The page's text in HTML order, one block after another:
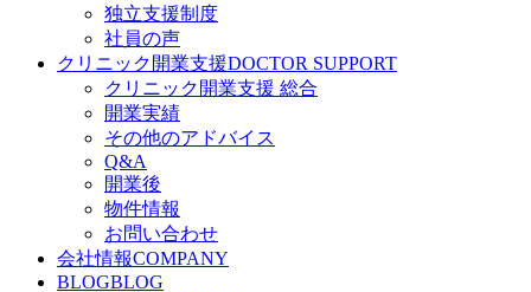
独立支援制度
社員の声
クリニック開業支援DOCTOR SUPPORT
クリニック開業支援 総合
開業実績
その他のアドバイス
Q&A
開業後
物件情報
お問い合わせ
会社情報COMPANY
BLOGBLOG